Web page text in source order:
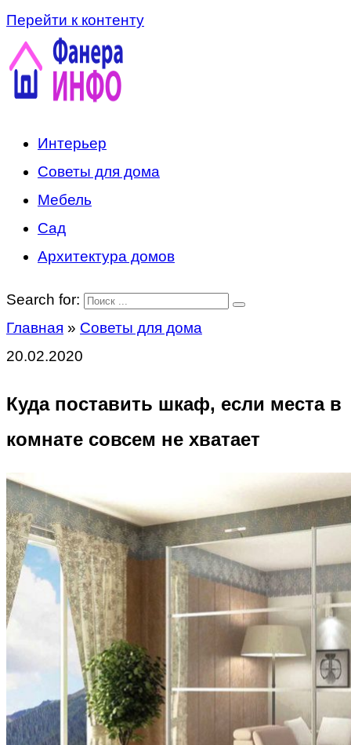
Перейти к контенту
Интерьер
Советы для дома
Мебель
Сад
Архитектура домов
Search for:
Главная » Советы для дома
20.02.2020
Куда поставить шкаф, если места в
комнате совсем не хватает